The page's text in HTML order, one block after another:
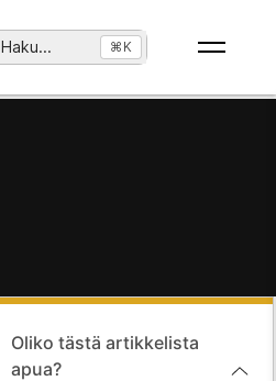
Haku... ⌘K
Oliko tästä artikkelista
apua?